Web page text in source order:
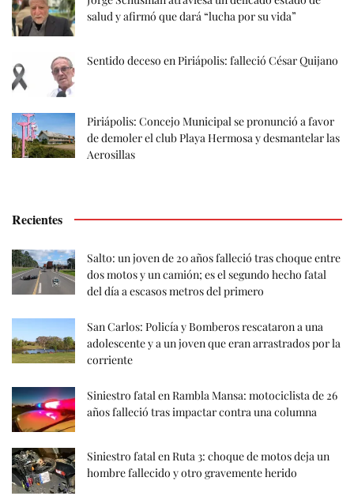
salud y afirmó que dará “lucha por su vida”
Sentido deceso en Piriápolis: falleció César Quijano
Piriápolis: Concejo Municipal se pronunció a favor
de demoler el club Playa Hermosa y desmantelar las
Aerosillas
Recientes
Salto: un joven de 20 años falleció tras choque entre
dos motos y un camión; es el segundo hecho fatal
del día a escasos metros del primero
San Carlos: Policía y Bomberos rescataron a una
adolescente y a un joven que eran arrastrados por la
corriente
Siniestro fatal en Rambla Mansa: motociclista de 26
años falleció tras impactar contra una columna
Siniestro fatal en Ruta 3: choque de motos deja un
hombre fallecido y otro gravemente herido